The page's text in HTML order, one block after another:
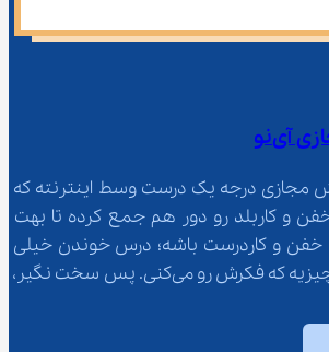
آی‌نو
مجازی درجه یک درست وسط اینترنته که
معلم‌‌های خفن و کاربلد رو دور هم جمع کرده تا بهت
خفن و کاردرست باشه؛ درس خوندن خیلی
آسون‌تر و باحال‌تر از چیزیه که فکرش رو می‌کنی. پس سخت نگیر،